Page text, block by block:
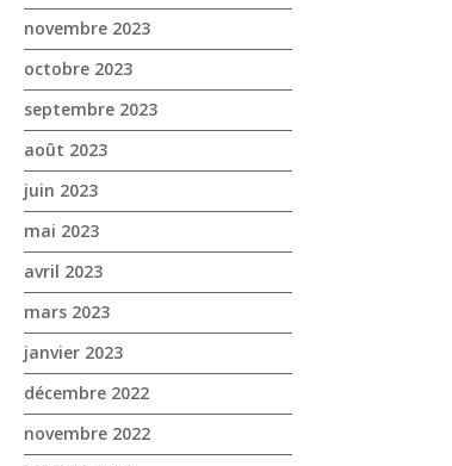
novembre 2023
octobre 2023
septembre 2023
août 2023
juin 2023
mai 2023
avril 2023
mars 2023
janvier 2023
décembre 2022
novembre 2022